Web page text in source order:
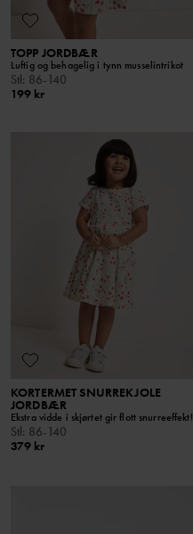
TOPP JORDBÆR
Luftig og behagelig i tynn musselintrikot
Stl: 86-140
199 kr
KORTERMET SNURREKJOLE
JORDBÆR
Ekstra vidde i skjørtet gir flott snurreeffekt!
Stl: 86-140
379 kr